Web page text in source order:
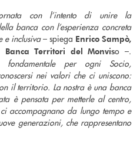
con l’intento di unire la
banca con l’esperienza concreta
e inclusiva– spiega Enrico Sampò,
Banca Territori del Monviso –.
fondamentale per ogni Socio,
nei valori che ci uniscono:
il territorio. La nostra è una banca
è pensata per metterle al centro,
accompagnano da lungo tempo e
generazioni, che rappresentano